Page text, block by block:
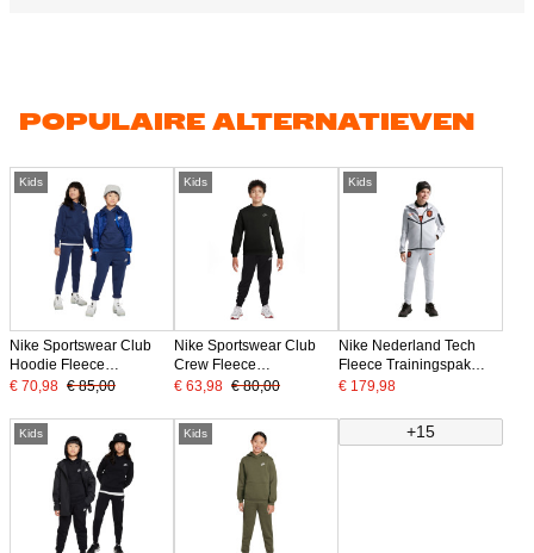
POPULAIRE ALTERNATIEVEN
Kids
Nike Sportswear Club
Hoodie Fleece
Trainingspak Kids
€ 70,98 € 85,00
Kids
Nike Sportswear Club
Crew Fleece
Trainingspak Kids Zwart
€ 63,98 € 80,00
Kids
Nike Nederland Tech
Fleece Trainingspak
2026-2028 Kids
€ 179,98
Kids Kids +15